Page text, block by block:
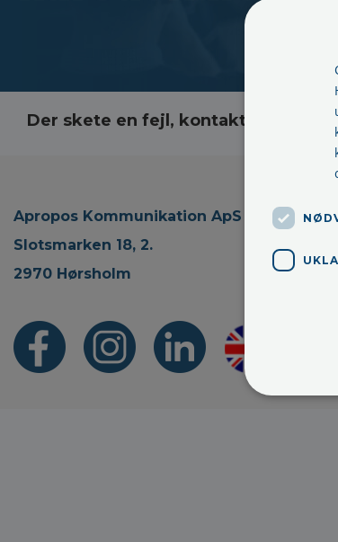
Der skete en fejl, kontakt os
Apropos Kommunikation ApS
Slotsmarken 18, 2.
2970 Hørsholm